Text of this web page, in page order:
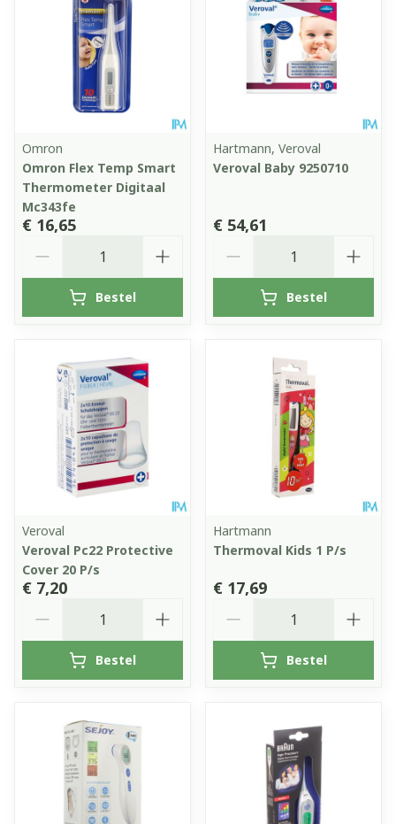
Omron
Omron Flex Temp Smart
Thermometer Digitaal
Mc343fe
€ 16,65
Bestel
Hartmann, Veroval
Veroval Baby 9250710
€ 54,61
Bestel
Veroval
Veroval Pc22 Protective
Cover 20 P/s
€ 7,20
Bestel
Hartmann
Thermoval Kids 1 P/s
€ 17,69
Bestel